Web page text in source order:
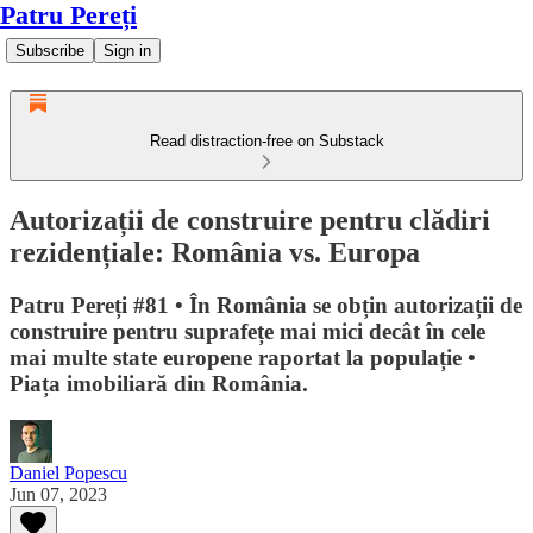
Patru Pereți
Subscribe Sign in
Read distraction-free on Substack
Autorizații de construire pentru clădiri
rezidențiale: România vs. Europa
Patru Pereți #81 • În România se obțin autorizații de
construire pentru suprafețe mai mici decât în cele
mai multe state europene raportat la populație •
Piața imobiliară din România.
Daniel Popescu
Jun 07, 2023